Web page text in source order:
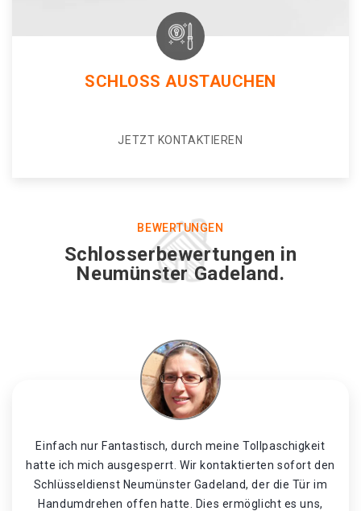
SCHLOSS AUSTAUCHEN
JETZT KONTAKTIEREN
BEWERTUNGEN
Schlosserbewertungen in
Neumünster Gadeland.
Einfach nur Fantastisch, durch meine Tollpaschigkeit
hatte ich mich ausgesperrt. Wir kontaktierten sofort den
Schlüsseldienst Neumünster Gadeland, der die Tür im
Handumdrehen offen hatte. Dies ermöglicht es uns,